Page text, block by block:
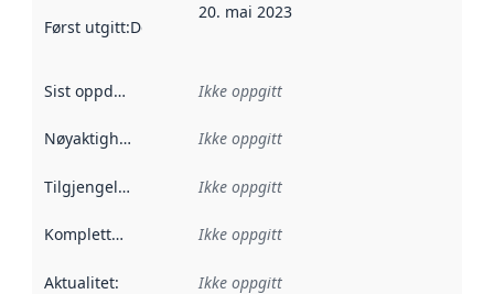
Først utgitt:Denne datoen sier når dataene i dette
20. mai 2023
Sist oppdatert Ikke oppgitt
Nøyaktighet Ikke oppgitt
Tilgjengelighet Ikke oppgitt
Kompletthet Ikke oppgitt
Aktualitet: Ikke oppgitt